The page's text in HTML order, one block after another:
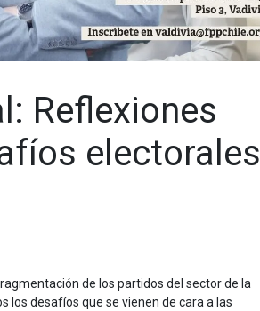
Reflexiones
electorales
de los partidos del sector de la
los desafíos que se vienen de cara a las